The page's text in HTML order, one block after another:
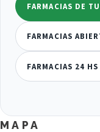
FARMACIAS DE
FARMACIAS
FARMACIAS 24
MAPA